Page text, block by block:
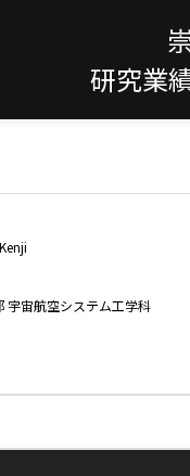
研究業
宇宙航空システム工学科